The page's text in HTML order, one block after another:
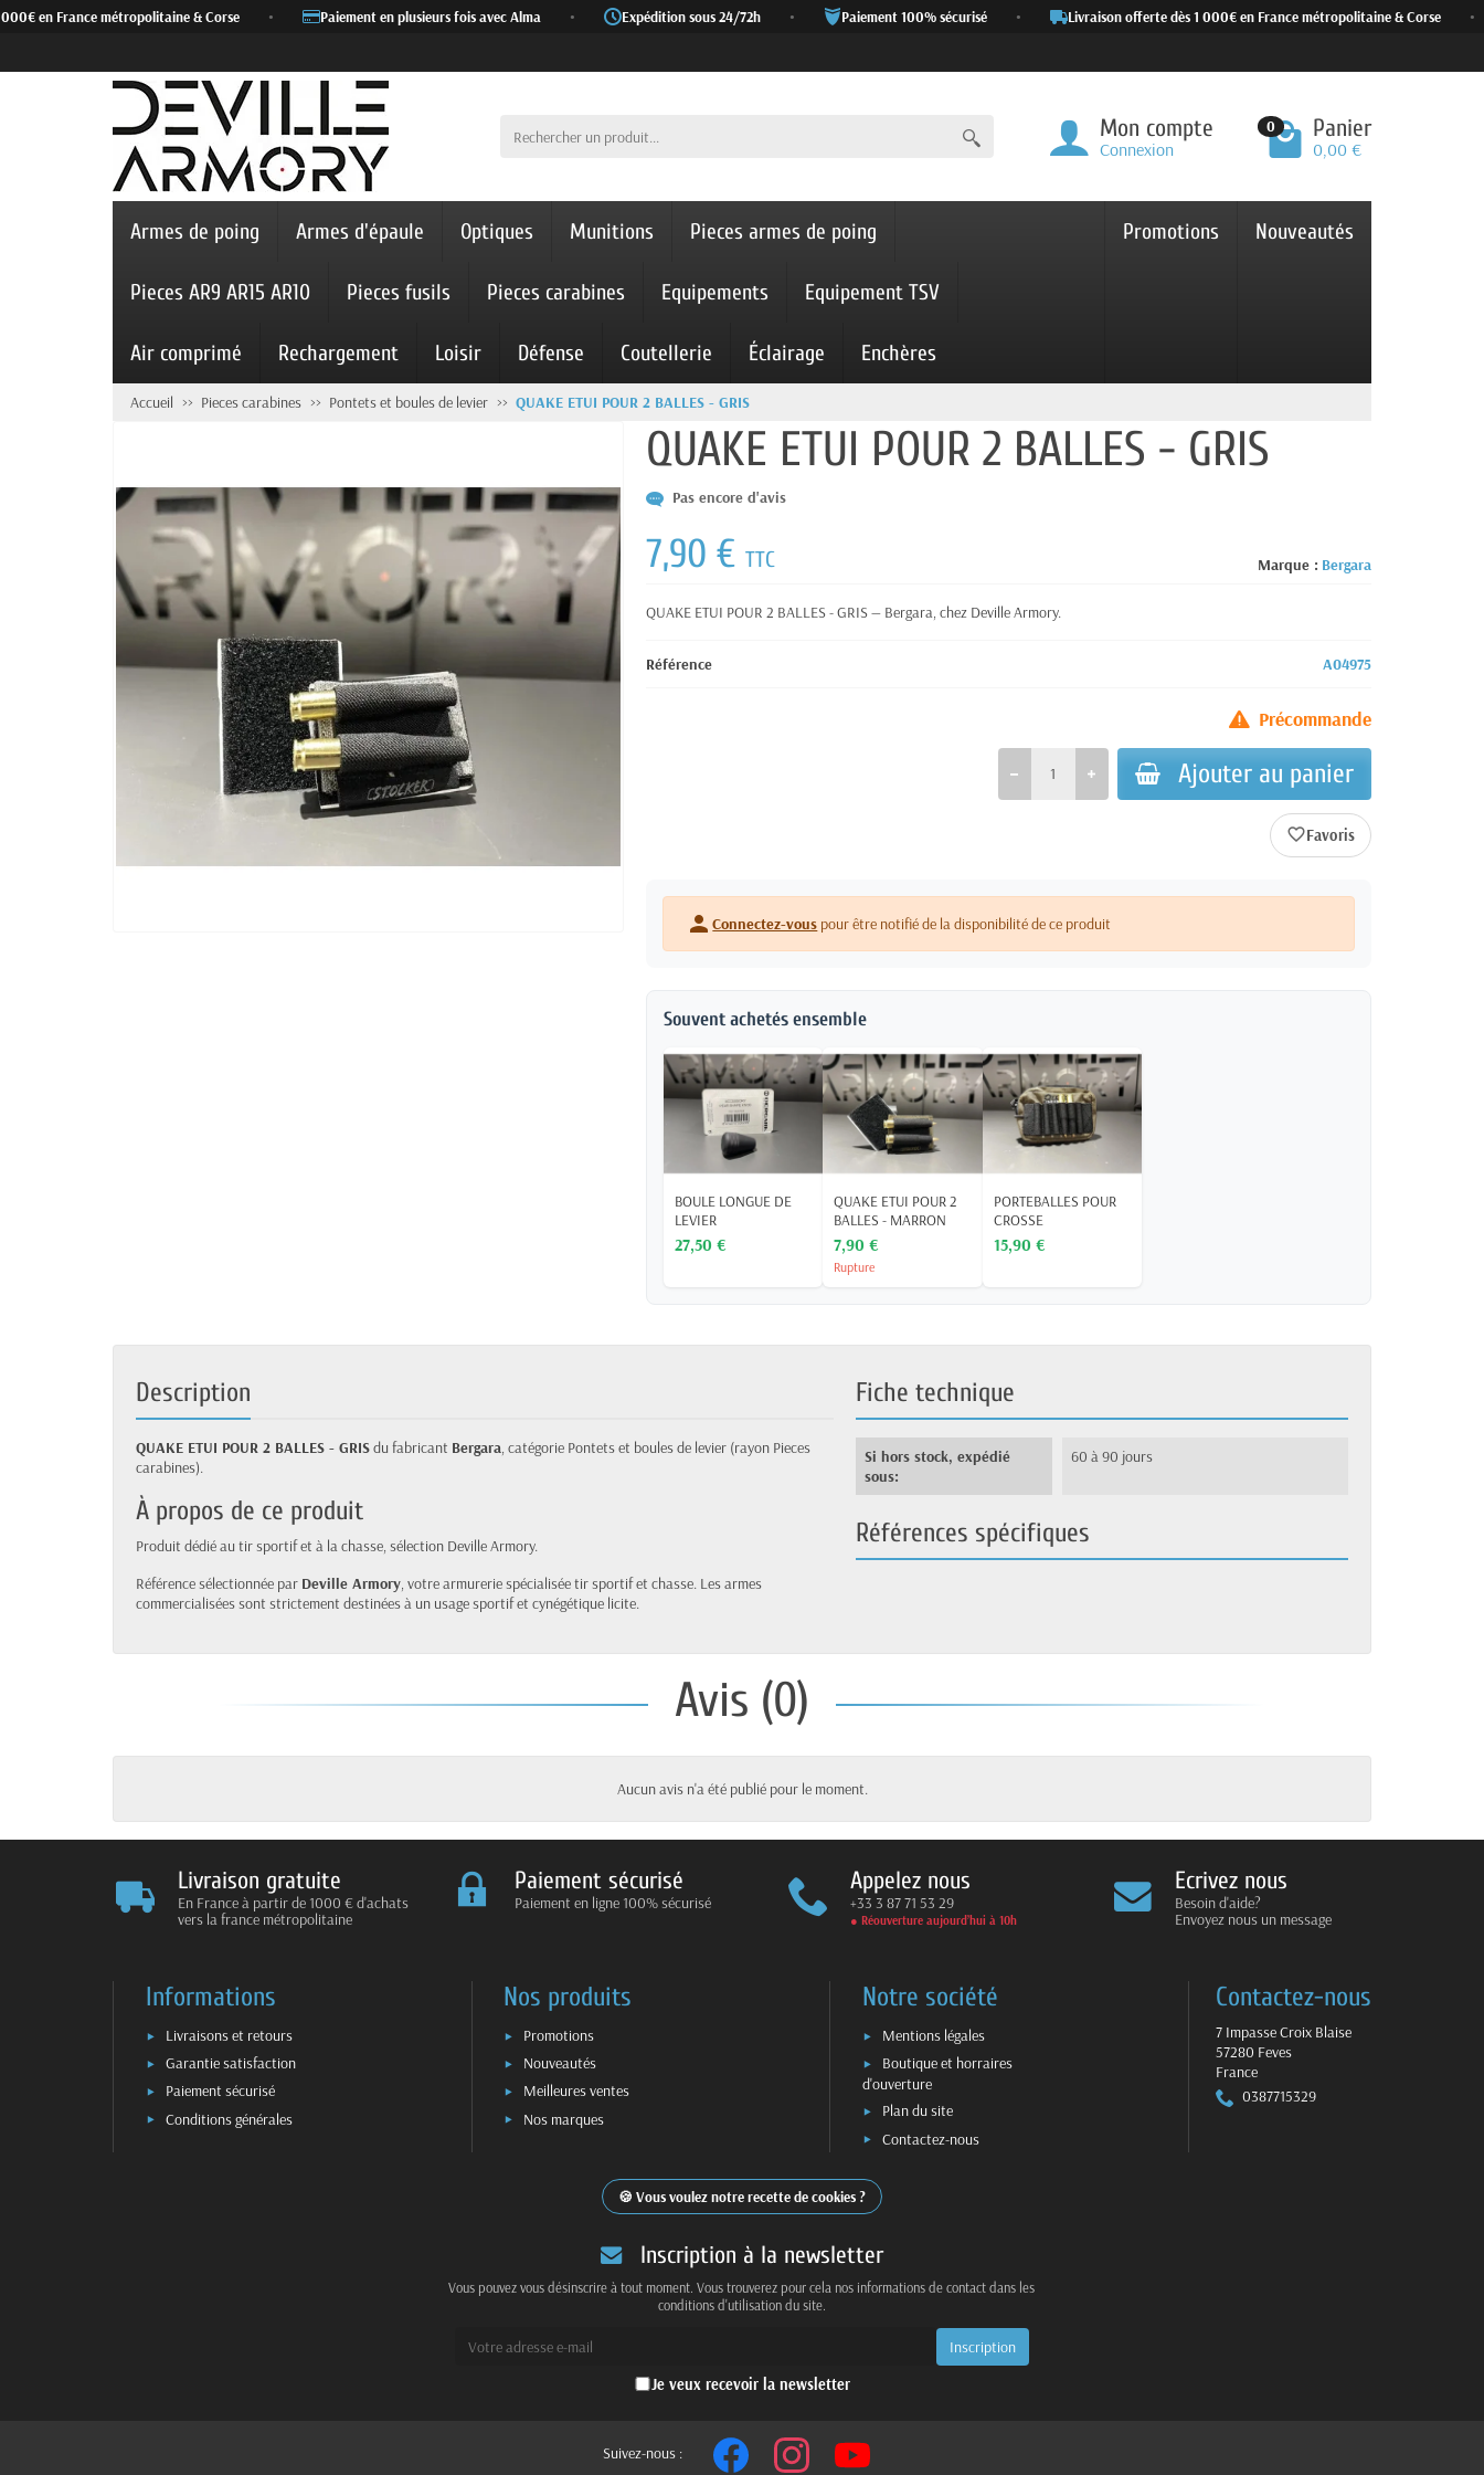
en France métropolitaine & Corse Paiement en plusieurs fois avec Alma Expédition sous 24/72h Paiement 100% sécurisé Livraison offerte dès 1 000€ en France métropolitaine & Corse
Mon compte
Connexion
0 Panier
0,00 €
Armes de poing Armes d'épaule Optiques Munitions Pieces armes de poing
Pieces AR9 AR15 AR10 Pieces fusils Pieces carabines Equipements Equipement TSV
Air comprimé Rechargement Loisir Défense Coutellerie Éclairage Enchères
Promotions Nouveautés
Accueil Pieces carabines Pontets et boules de levier QUAKE ETUI POUR 2 BALLES - GRIS
QUAKE ETUI POUR 2 BALLES - GRIS
Pas encore d'avis
Marque : Bergara
7,90 €TTC
QUAKE ETUI POUR 2 BALLES - GRIS — Bergara, chez Deville Armory.
Référence A04975
Précommande
Ajouter au panier
favorite_border
personConnectez-vous pour être notifié de la disponibilité de ce produit
Souvent achetés ensemble
BOULE LONGUE DE
LEVIER
27,50 €
QUAKE ETUI POUR 2
BALLES - MARRON
7,90 €
Rupture
PORTEBALLES POUR
CROSSE
15,90 €
Description
QUAKE ETUI POUR 2 BALLES - GRISdu fabricant Bergara, catégorie Pontets et boules de levier (rayon Pieces
carabines).
À propos de ce produit
Produit dédié au tir sportif et à la chasse, sélection Deville Armory.
Référence sélectionnée par Deville Armory, votre armurerie spécialisée tir sportif et chasse. Les armes
commercialisées sont strictement destinées à un usage sportif et cynégétique licite.
Fiche technique
Si hors stock, expédié
sous:
60 à 90 jours
Références spécifiques
Avis (0)
Aucun avis n'a été publié pour le moment.
Livraison gratuite
En France à partir de 1000 € d'achats
vers la france métropolitaine
Paiement sécurisé
Paiement en ligne 100% sécurisé
Appelez nous
+33 3 87 71 53 29
● Réouverture aujourd’hui à 10h
Ecrivez nous
Besoin d'aide?
Envoyez nous un message
Informations
Livraisons et retours
Garantie satisfaction
Paiement sécurisé
Conditions générales
Nos produits
Promotions
Nouveautés
Meilleures ventes
Nos marques
Notre société
Mentions légales
Boutique et horraires
d'ouverture
Plan du site
Contactez-nous
Contactez-nous
7 Impasse Croix Blaise
57280 Feves
France
0387715329
Vous voulez notre recette de cookies ?
Inscription à la newsletter
Vous pouvez vous désinscrire à tout moment. Vous trouverez pour cela nos informations de contact dans les
conditions d'utilisation du site.
Je veux recevoir la newsletter
Suivez-nous :